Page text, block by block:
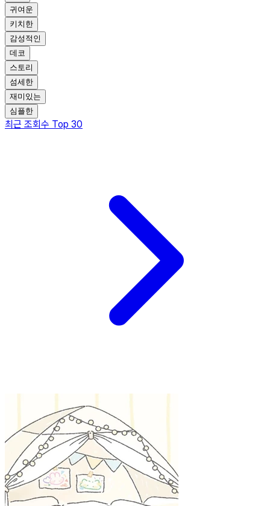
귀여운
키치한
감성적인
데코
스토리
섬세한
재미있는
심플한
최근 조회수 Top 30